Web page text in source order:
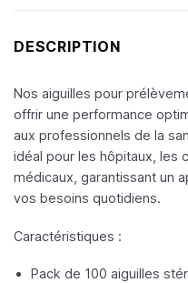
DESCRIPTION
Nos aiguilles pour
offrir une performance
aux professionnels de la
idéal pour les hôpitaux, les
médicaux, garantissant un
vos besoins quotidiens.
Caractéristiques :
Pack de 100 aiguilles